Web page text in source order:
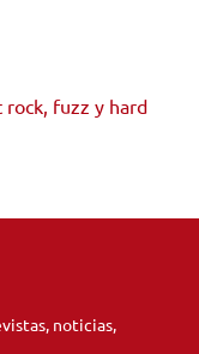
rock, fuzz y hard
noticias,